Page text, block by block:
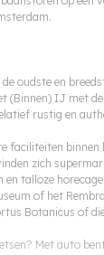
oudste en
(Binnen) IJ met
rustig en
faciliteiten binnen
zich
en talloze
of het
Botanicus of
Met auto